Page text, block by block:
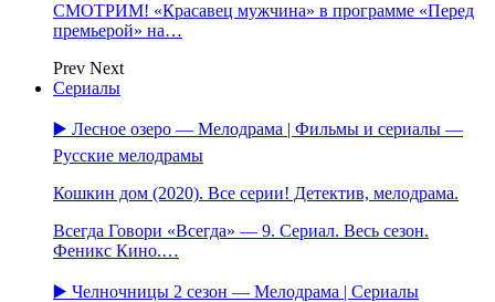
СМОТРИМ! «Красавец мужчина» в программе «Перед
премьерой» на…
Prev Next
Сериалы
▶️ Лесное озеро — Мелодрама | Фильмы и сериалы —
Русские мелодрамы
Кошкин дом (2020). Все серии! Детектив, мелодрама.
Всегда Говори «Всегда» — 9. Сериал. Весь сезон.
Феникс Кино.…
▶️ Челночницы 2 сезон — Мелодрама | Сериалы